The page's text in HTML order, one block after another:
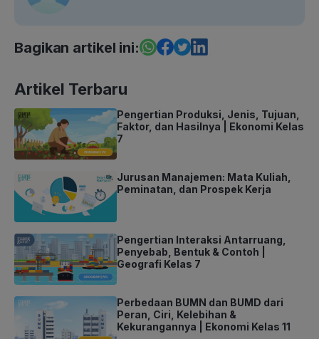
Bagikan artikel ini:
Artikel Terbaru
Pengertian Produksi, Jenis, Tujuan,
Faktor, dan Hasilnya | Ekonomi Kelas
7
Jurusan Manajemen: Mata Kuliah,
Peminatan, dan Prospek Kerja
Pengertian Interaksi Antarruang,
Penyebab, Bentuk & Contoh |
Geografi Kelas 7
Perbedaan BUMN dan BUMD dari
Peran, Ciri, Kelebihan &
Kekurangannya | Ekonomi Kelas 11